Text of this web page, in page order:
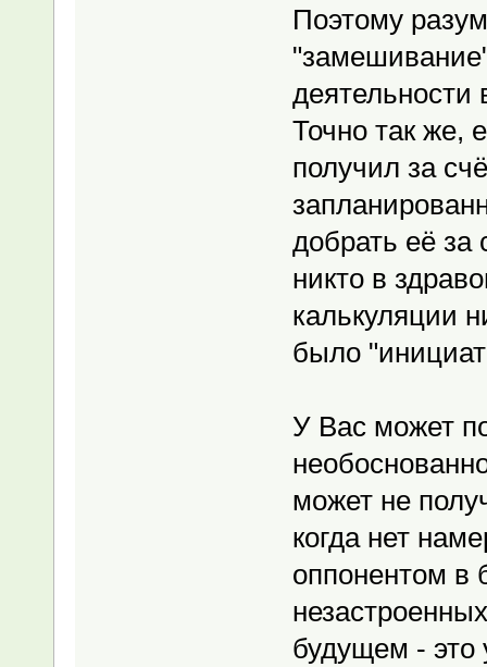
Поэтому
деятельности
Точно так же,
получил за
добрать её за
никто в
калькуляции
было
У Вас может
может не
когда нет
оппонентом в
будущем - это